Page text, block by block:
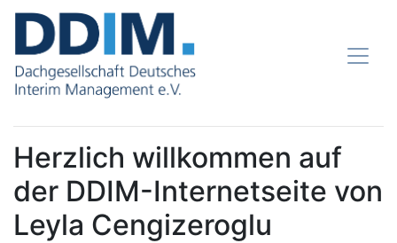
Herzlich willkommen auf
der DDIM-Internetseite von
Leyla Cengizeroglu